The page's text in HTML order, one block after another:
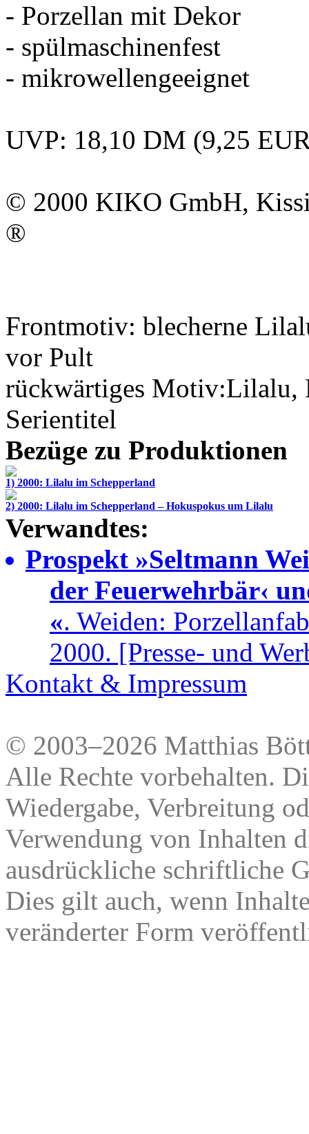
- Porzellan mit Dekor
- spülmaschinenfest
- mikrowellengeeignet
UVP: 18,10 DM (9,25
© 2000 KIKO GmbH,
®
Frontmotiv: blecherne
vor Pult
rückwärtiges Motiv:Lilalu,
Serientitel
Bezüge zu Produktionen
1) 2000: Lilalu im Schepperland
2) 2000: Lilalu im Schepperland – Hokuspokus um Lilalu
Verwandtes:
Prospekt »Seltmann
der Feuerwehrbär‹
«. Weiden:
2000. [Presse- und
Kontakt & Impressum
© 2003–2026 Matthias
Alle Rechte vorbehalten.
Wiedergabe, Verbreitung
Verwendung von Inhalten
ausdrückliche schriftliche
Dies gilt auch, wenn
veränderter Form